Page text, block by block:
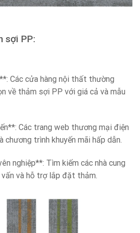
sợi PP:
Các cửa hàng nội thất thường
về thảm sợi PP với giá cả và mẫu
Các trang web thương mại điện
chương trình khuyến mãi hấp dẫn.
nghiệp**: Tìm kiếm các nhà cung
và hỗ trợ lắp đặt thảm.